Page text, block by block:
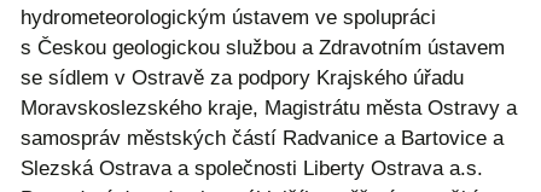
hydrometeorologickým ústavem ve spolupráci
s Českou geologickou službou a Zdravotním ústavem
se sídlem v Ostravě za podpory Krajského úřadu
Moravskoslezského kraje, Magistrátu města Ostravy a
samospráv městských částí Radvanice a Bartovice a
Slezská Ostrava a společnosti Liberty Ostrava a.s.